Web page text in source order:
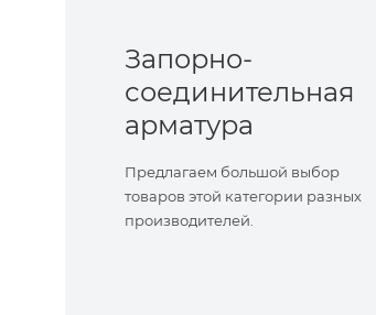
Запорно-
соединительная
арматура
Предлагаем большой выбор
товаров этой категории разных
производителей.